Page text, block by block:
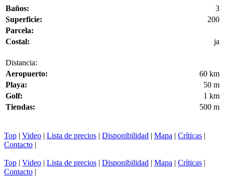
Baños:
3
Superficie:
200
Parcela:
Costal:
ja
Distancia:
Aeropuerto:
60 km
Playa:
50 m
Golf:
1 km
Tiendas:
500 m
Top | Video | Lista de precios | Disponibilidad | Mapa | Críticas |
Contacto |
Top | Video | Lista de precios | Disponibilidad | Mapa | Críticas |
Contacto |